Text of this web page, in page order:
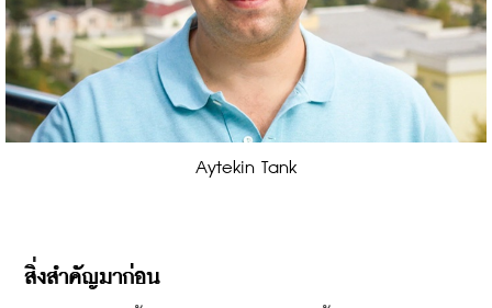
Aytekin Tank
สิ่งสำคัญมาก่อน